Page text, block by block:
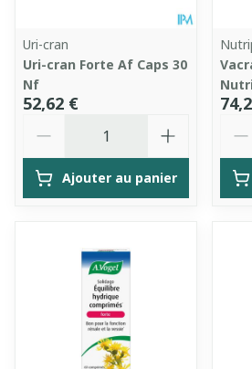
Uri-cran
Uri-cran Forte Af Caps 30
Nf
52,62 €
Ajouter au panier